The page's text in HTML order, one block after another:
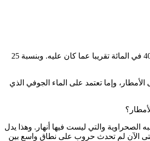
– أسأل: منذ قبل كم سنة قل الاعتماد؟ في ولاية تكساس، وصل الاعتماد على الماء الجوفي إلى قمته سنة 1975. ثم بدأ ينخفض. وفي الوقت الحاضر، انخفض بنسبة 40 في المائة تقريبا عما كان عليه. وبنسبة 25
وإما تعتمد على الماء الجوفي الذي
الصحراوية والتي ليست فيها أنهار. وهذا يدل
الآن لم تحدث حروب على نطاق واسع بين